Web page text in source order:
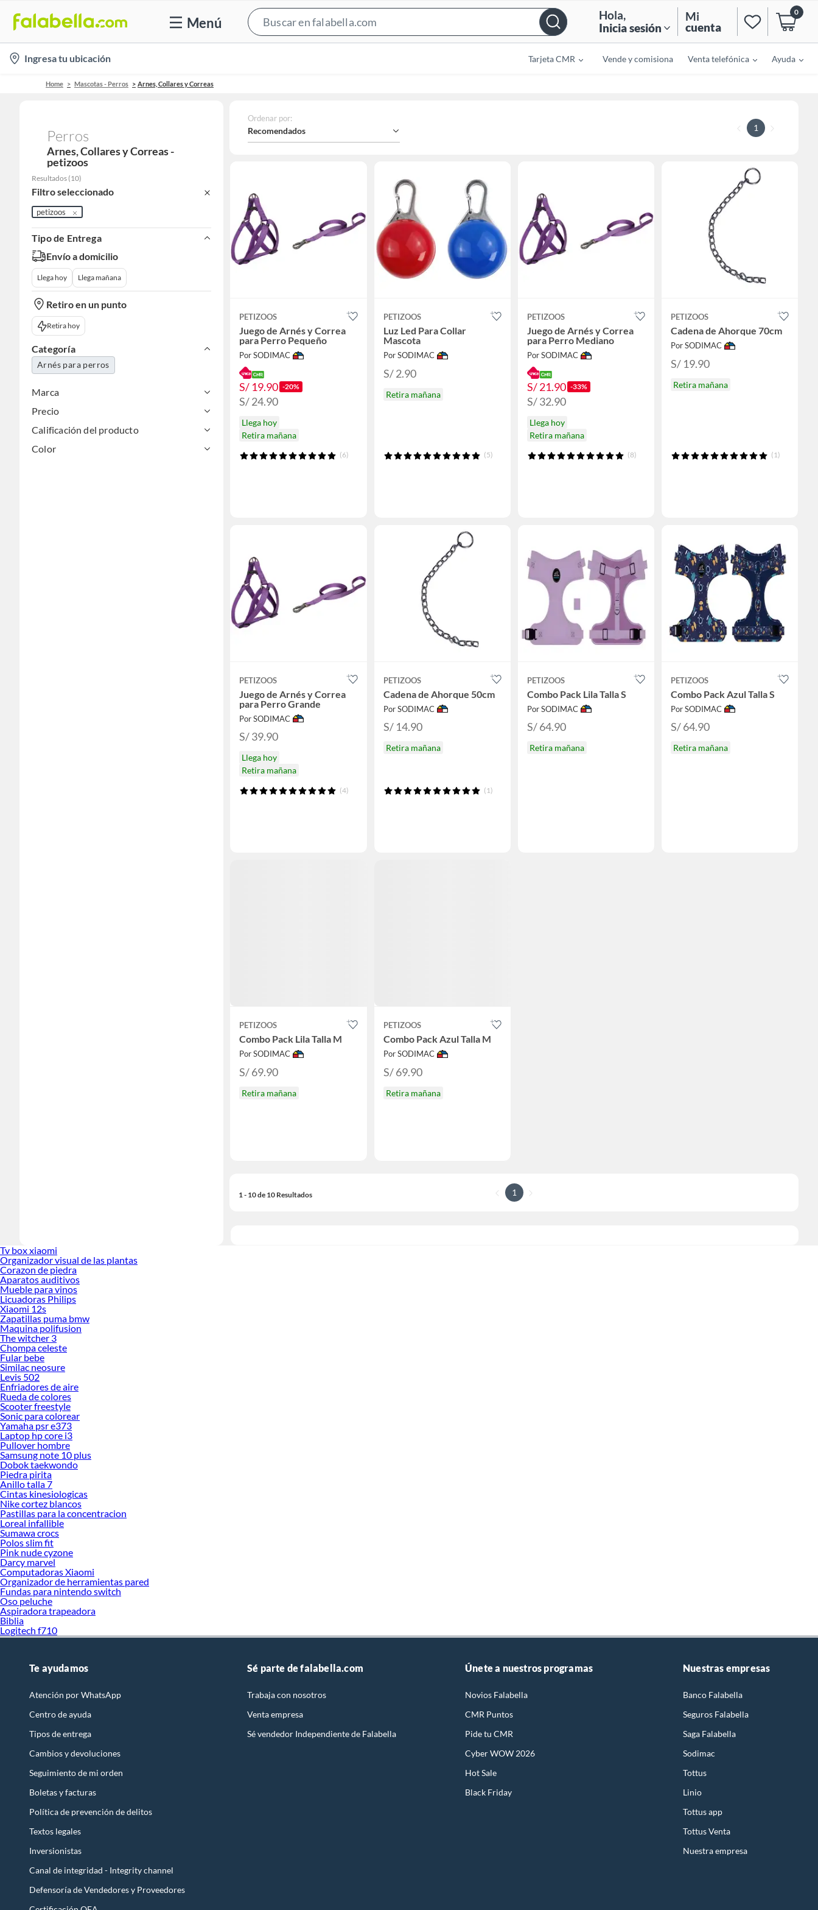
Menú
Bar
Hola,
Inicia sesión
Mi
cuenta
0
location-
icon
Ingresa tu ubicación Tarjeta CMR Vende y comisiona Venta telefónica Ayuda
Home Mascotas - Perros Arnes, Collares y Correas
Perros
Arnes, Collares y Correas -
petizoos
Resultados (10)
Filtro seleccionado
petizoos
Tipo de Entrega
Envío a domicilio
Llega hoy Llega mañana
Retiro en un punto
Retira hoy
Categoría
Arnés para perros
Marca
Precio
Calificación del producto
Color
Ordenar por:
Recomendados 1
PETIZOOS
Juego de Arnés y Correa
para Perro Pequeño
Por SODIMAC
S/ 19.90 -20%
S/ 24.90
Llega hoy
Retira mañana
(6)
PETIZOOS
Luz Led Para Collar
Mascota
Por SODIMAC
S/ 2.90
Retira mañana
(5)
PETIZOOS
Juego de Arnés y Correa
para Perro Mediano
Por SODIMAC
S/ 21.90 -33%
S/ 32.90
Llega hoy
Retira mañana
(8)
PETIZOOS
Cadena de Ahorque 70cm
Por SODIMAC
S/ 19.90
Retira mañana
(1)
PETIZOOS
Juego de Arnés y Correa
para Perro Grande
Por SODIMAC
S/ 39.90
Llega hoy
Retira mañana
(4)
PETIZOOS
Cadena de Ahorque 50cm
Por SODIMAC
S/ 14.90
Retira mañana
(1)
PETIZOOS
Combo Pack Lila Talla S
Por SODIMAC
S/ 64.90
Retira mañana
PETIZOOS
Combo Pack Azul Talla S
Por SODIMAC
S/ 64.90
Retira mañana
PETIZOOS
Combo Pack Lila Talla M
Por SODIMAC
S/ 69.90
Retira mañana
PETIZOOS
Combo Pack Azul Talla M
Por SODIMAC
S/ 69.90
Retira mañana
1 - 10 de 10 Resultados 1
Tv box xiaomi
Organizador visual de las plantas
Corazon de piedra
Aparatos auditivos
Mueble para vinos
Licuadoras Philips
Xiaomi 12s
Zapatillas puma bmw
Maquina polifusion
The witcher 3
Chompa celeste
Fular bebe
Similac neosure
Levis 502
Enfriadores de aire
Rueda de colores
Scooter freestyle
Sonic para colorear
Yamaha psr e373
Laptop hp core i3
Pullover hombre
Samsung note 10 plus
Dobok taekwondo
Piedra pirita
Anillo talla 7
Cintas kinesiologicas
Nike cortez blancos
Pastillas para la concentracion
Loreal infallible
Sumawa crocs
Polos slim fit
Pink nude cyzone
Darcy marvel
Computadoras Xiaomi
Organizador de herramientas pared
Fundas para nintendo switch
Oso peluche
Aspiradora trapeadora
Biblia
Logitech f710
Te ayudamos
Atención por WhatsApp
Centro de ayuda
Tipos de entrega
Cambios y devoluciones
Seguimiento de mi orden
Boletas y facturas
Política de prevención de delitos
Textos legales
Inversionistas
Canal de integridad - Integrity channel
Defensoría de Vendedores y Proveedores
Sé parte de falabella.com
Trabaja con nosotros
Venta empresa
Sé vendedor Independiente de Falabella
Únete a nuestros programas
Novios Falabella
CMR Puntos
Pide tu CMR
Cyber WOW 2026
Hot Sale
Black Friday
Nuestras empresas
Banco Falabella
Seguros Falabella
Saga Falabella
Sodimac
Tottus
Linio
Tottus app
Tottus Venta
Nuestra empresa